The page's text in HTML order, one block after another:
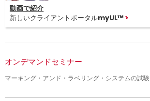
動画で紹介
新しいクライアントポータルmyUL™
オンデマンドセミナー
マーキング・アンド・ラベリング・システムの試験